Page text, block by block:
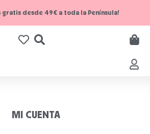
gratis desde 49€ a toda la Península!
MI CUENTA